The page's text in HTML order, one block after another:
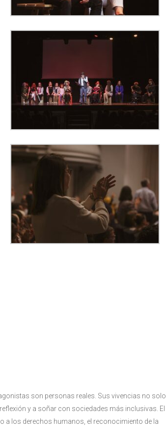
son personas reales. Sus vivencias no solo
y a soñar con sociedades más inclusivas. El
a los derechos humanos, el reconocimiento de la